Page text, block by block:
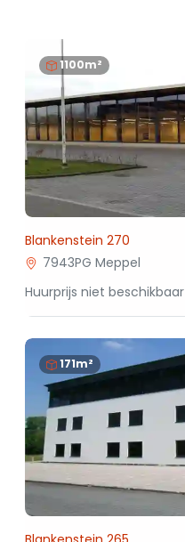
1100m²
Blankenstein 270
7943PG Meppel
Huurprijs niet beschikbaar
171m²